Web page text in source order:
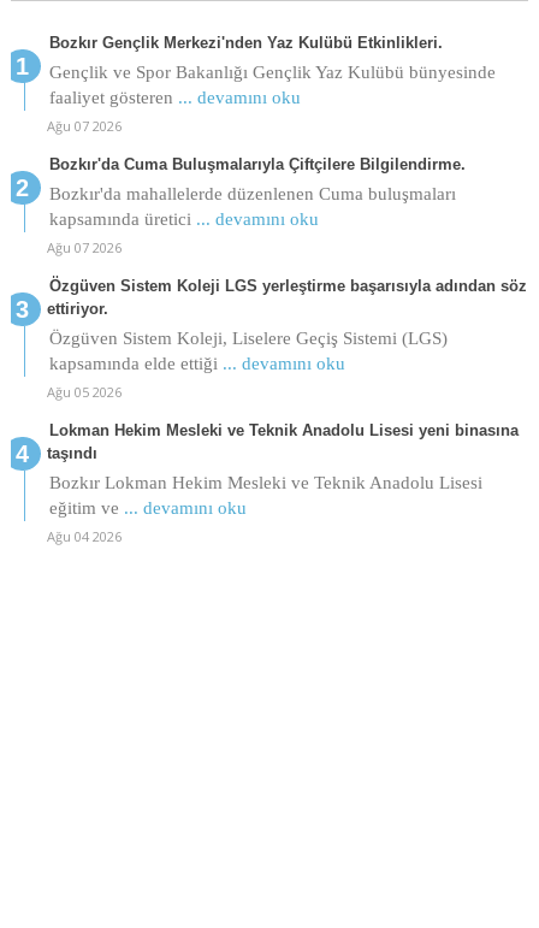
Bozkır Gençlik Merkezi'nden Yaz Kulübü Etkinlikleri.
Gençlik ve Spor Bakanlığı Gençlik Yaz Kulübü bünyesinde
faaliyet gösteren ... devamını oku
Ağu 07 2026
Bozkır'da Cuma Buluşmalarıyla Çiftçilere Bilgilendirme.
Bozkır'da mahallelerde düzenlenen Cuma buluşmaları
kapsamında üretici ... devamını oku
Ağu 07 2026
Özgüven Sistem Koleji LGS yerleştirme başarısıyla adından söz
ettiriyor.
Özgüven Sistem Koleji, Liselere Geçiş Sistemi (LGS)
kapsamında elde ettiği ... devamını oku
Ağu 05 2026
Lokman Hekim Mesleki ve Teknik Anadolu Lisesi yeni binasına
taşındı
Bozkır Lokman Hekim Mesleki ve Teknik Anadolu Lisesi
eğitim ve ... devamını oku
Ağu 04 2026